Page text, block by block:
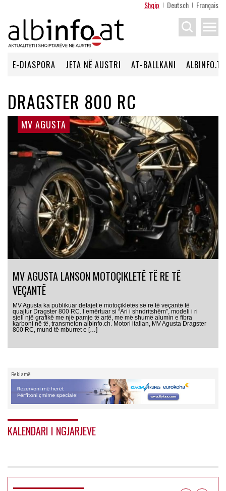
Shqip Deutsch Français
menu
E-DIASPORA JETA NË AUSTRI AT-BALLKANI ALBINFO.TV
DRAGSTER 800 RC
MV AGUSTA
MV AGUSTA LANSON MOTOÇIKLETË TË RE TË
VEÇANTË
MV Agusta ka publikuar detajet e motoçikletës së re të veçantë të
quajtur Dragster 800 RC. I emërtuar si “Ari i shndritshëm”, modeli i ri
sjell një grafikë me një pamje të artë, me më shumë alumin e fibra
karboni në të, transmeton albinfo.ch. Motori italian, MV Agusta Dragster
800 RC, mund të mburret e […]
Reklamë
KALENDARI I NGJARJEVE